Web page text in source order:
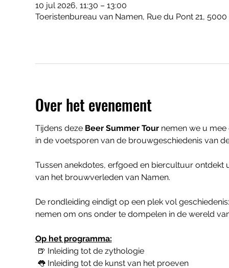
10 jul 2026, 11:30 – 13:00
Toeristenbureau van Namen, Rue du Pont 21,
Over het evenement
Tijdens deze Beer Summer Tour nemen we u mee
in de voetsporen van de brouwgeschiedenis van
Tussen anekdotes, erfgoed en biercultuur
van het brouwverleden van Namen.
De rondleiding eindigt op een plek vol
nemen om ons onder te dompelen in de wereld
Op het programma:
🍺 Inleiding tot de zythologie
👅 Inleiding tot de kunst van het proeven